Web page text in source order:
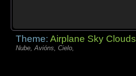
Theme:Airplane Sky Clouds
Nube, Avións, Cielo,